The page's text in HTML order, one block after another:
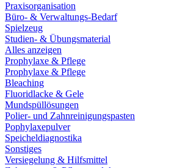
Praxisorganisation
Büro- & Verwaltungs-Bedarf
Spielzeug
Studien- & Übungsmaterial
Alles anzeigen
Prophylaxe & Pflege
Prophylaxe & Pflege
Bleaching
Fluoridlacke & Gele
Mundspüllösungen
Polier- und Zahnreinigungspasten
Pophylaxepulver
Speicheldiagnostika
Sonstiges
Versiegelung & Hilfsmittel